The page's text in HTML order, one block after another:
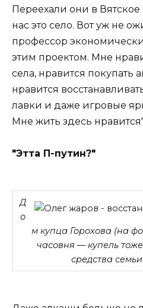
Переехали они в
нас это село. Вот уж не
профессор
этим проектом. Мне
села, нравится покупать
нравится
лавки и даже игровые
Мне жить здесь
"Этта П-путин?"
Д
о
м купца Горохова (на
часовня — купель
средства